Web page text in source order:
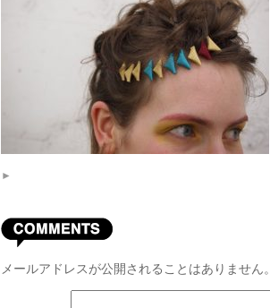
►
メールアドレスが公開されることはありません。